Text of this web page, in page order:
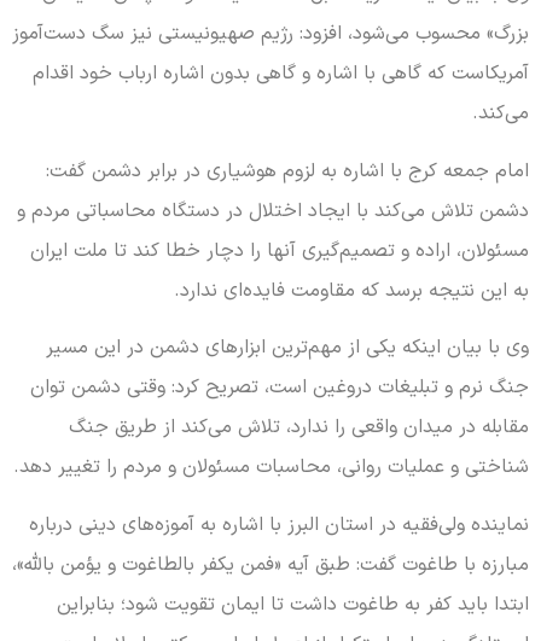
بزرگ» محسوب می‌شود، افزود: رژیم صهیونیستی نیز سگ دست‌آموز
آمریکاست که گاهی با اشاره و گاهی بدون اشاره ارباب خود اقدام
می‌کند.
امام جمعه کرج با اشاره به لزوم هوشیاری در برابر دشمن گفت:
دشمن تلاش می‌کند با ایجاد اختلال در دستگاه محاسباتی مردم و
مسئولان، اراده و تصمیم‌گیری آنها را دچار خطا کند تا ملت ایران
به این نتیجه برسد که مقاومت فایده‌ای ندارد.
وی با بیان اینکه یکی از مهم‌ترین ابزارهای دشمن در این مسیر
جنگ نرم و تبلیغات دروغین است، تصریح کرد: وقتی دشمن توان
مقابله در میدان واقعی را ندارد، تلاش می‌کند از طریق جنگ
شناختی و عملیات روانی، محاسبات مسئولان و مردم را تغییر دهد.
نماینده ولی‌فقیه در استان البرز با اشاره به آموزه‌های دینی درباره
مبارزه با طاغوت گفت: طبق آیه «فمن یکفر بالطاغوت و یؤمن بالله»،
ابتدا باید کفر به طاغوت داشت تا ایمان تقویت شود؛ بنابراین